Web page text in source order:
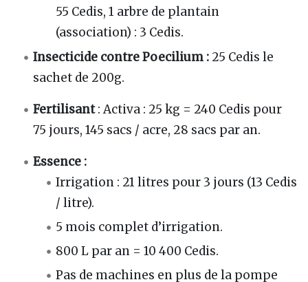
55 Cedis, 1 arbre de plantain
(association) : 3 Cedis.
Insecticide contre Poecilium : 25 Cedis le
sachet de 200g.
Fertilisant: Activa : 25 kg = 240 Cedis pour
75 jours, 145 sacs / acre, 28 sacs par an.
Essence :
Irrigation : 21 litres pour 3 jours (13 Cedis
/ litre).
5 mois complet d’irrigation.
800 L par an = 10 400 Cedis.
Pas de machines en plus de la pompe